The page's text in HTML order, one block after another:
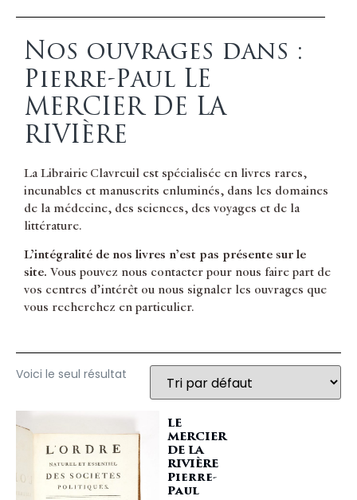
Nos ouvrages dans :
Pierre-Paul LE
MERCIER DE LA
RIVIÈRE
La Librairie Clavreuil est spécialisée en livres rares,
incunables et manuscrits enluminés, dans les domaines
de la médecine, des sciences, des voyages et de la
littérature.
L’intégralité de nos livres n’est pas présente sur le
site. Vous pouvez nous contacter pour nous faire part de
vos centres d’intérêt ou nous signaler les ouvrages que
vous recherchez en particulier.
Voici le seul résultat
LE
MERCIER
DE LA
RIVIÈRE
Pierre-
Paul